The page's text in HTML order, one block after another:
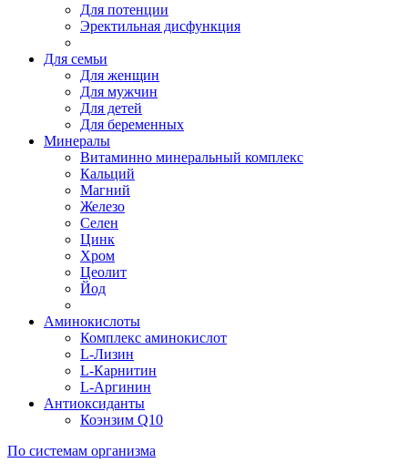
Для потенции
Эректильная дисфункция
Для семьи
Для женщин
Для мужчин
Для детей
Для беременных
Минералы
Витаминно минеральный комплекс
Кальций
Магний
Железо
Селен
Цинк
Хром
Цеолит
Йод
Аминокислоты
Комплекс аминокислот
L-Лизин
L-Карнитин
L-Аргинин
Антиоксиданты
Коэнзим Q10
По системам организма